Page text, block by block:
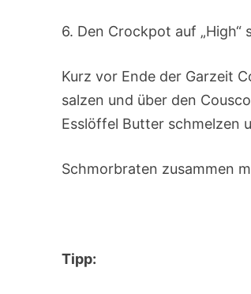
6. Den Crockpot auf „High“
Kurz vor Ende der Garzeit
salzen und über den
Esslöffel Butter schmelzen
Schmorbraten zusammen
Tipp: